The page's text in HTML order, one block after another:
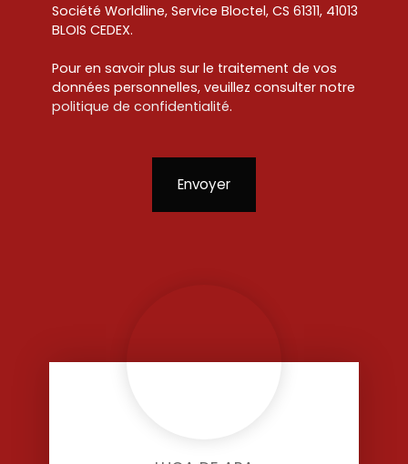
Société Worldline, Service Bloctel, CS 61311, 41013
BLOIS CEDEX.
Pour en savoir plus sur le traitement de vos
données personnelles, veuillez consulter notre
politique de confidentialité.
Envoyer